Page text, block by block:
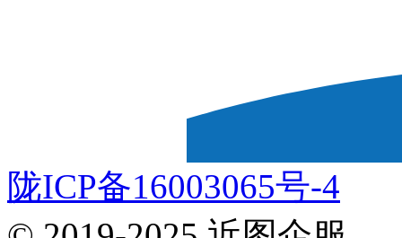
陇ICP备16003065号-4